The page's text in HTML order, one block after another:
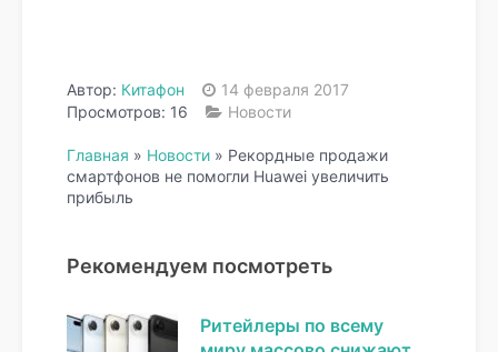
Автор: Китафон
14 февраля 2017
Просмотров: 16
Новости
Главная » Новости » Рекордные продажи
смартфонов не помогли Huawei увеличить
прибыль
Рекомендуем посмотреть
Ритейлеры по всему